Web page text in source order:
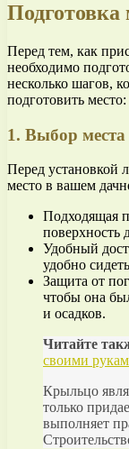
Подготовка
Перед тем, как
необходимо
несколько шагов,
подготовить место:
1. Выбор места
Перед установкой
место в вашем
Подходящая
поверхность
Удобный
удобно
Защита от
чтобы она
и осадков.
Читайте
своими
Крыльцо
только
выполняет